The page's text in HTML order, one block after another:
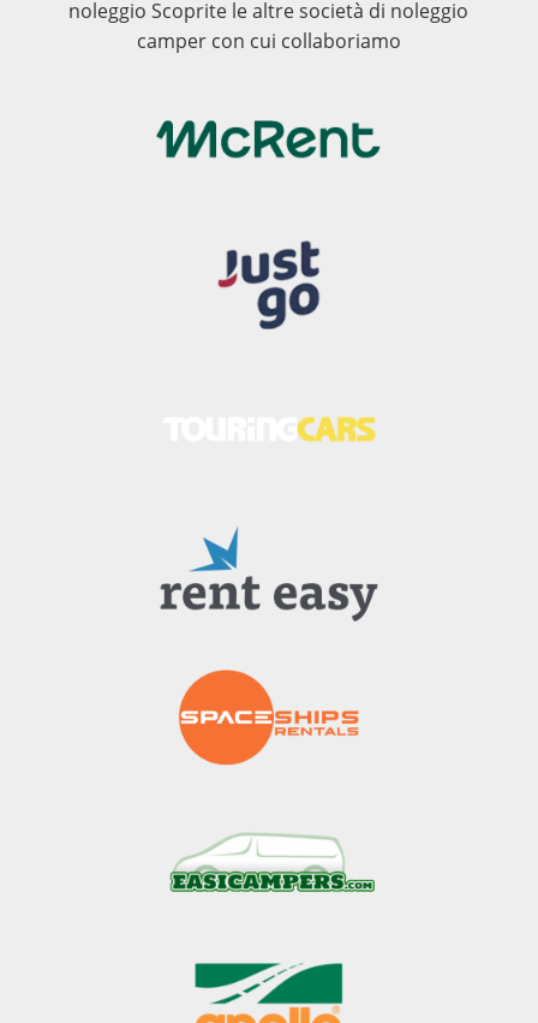
noleggio Scoprite le altre società di noleggio
camper con cui collaboriamo